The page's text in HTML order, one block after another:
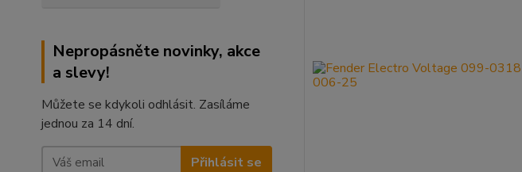
Nepropásněte novinky, akce
a slevy!
Můžete se kdykoli odhlásit. Zasíláme
jednou za 14 dní.
Přihlásit se